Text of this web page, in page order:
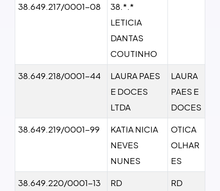
38.649.217/0001-08
38.*.*
LETICIA
DANTAS
COUTINHO
38.649.218/0001-44
LAURA PAES
E DOCES
LTDA
LAURA
PAES E
DOCES
38.649.219/0001-99
KATIA NICIA
NEVES
NUNES
OTICA
OLHAR
ES
38.649.220/0001-13
RD
RD